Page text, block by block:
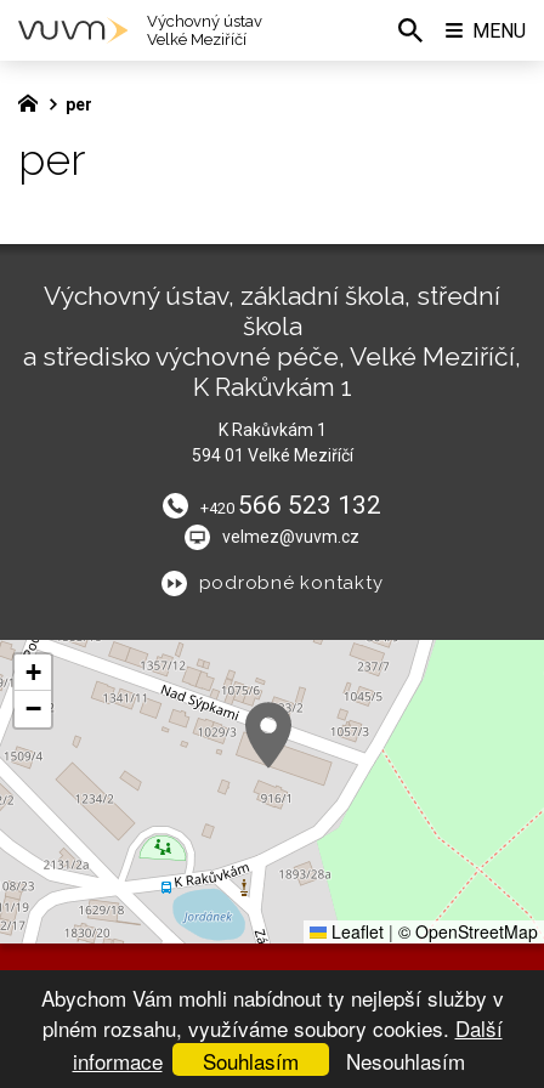
per
per
Výchovný ústav, základní škola, střední
škola
a středisko výchovné péče, Velké Meziříčí,
K Rakůvkám 1
K Rakůvkám 1
594 01 Velké Meziříčí
+420 566 523 132
velmez@vuvm.cz
podrobné kontakty
+
−
Leaflet | © OpenStreetMap
VYTVOŘIL XART.CZ
Výchovný ústav
Velké Meziříčí
MENU
Abychom Vám mohli nabídnout ty nejlepší služby v
plném rozsahu, využíváme soubory cookies. Další
informace
Souhlasím Nesouhlasím